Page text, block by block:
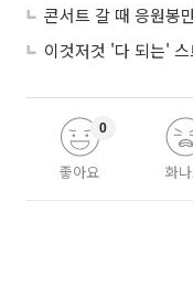
콘서트 갈 때 응원봉
좋아요
0
화